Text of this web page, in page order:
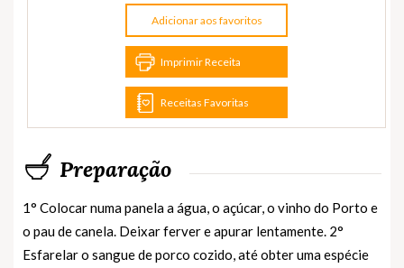
Adicionar aos favoritos
Imprimir Receita
Receitas Favoritas
Preparação
1° Colocar numa panela a água, o açúcar, o vinho do Porto e
o pau de canela. Deixar ferver e apurar lentamente. 2°
Esfarelar o sangue de porco cozido, até obter uma espécie